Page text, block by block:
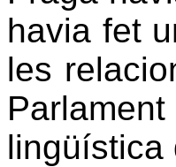
havia fet
les
lingüística